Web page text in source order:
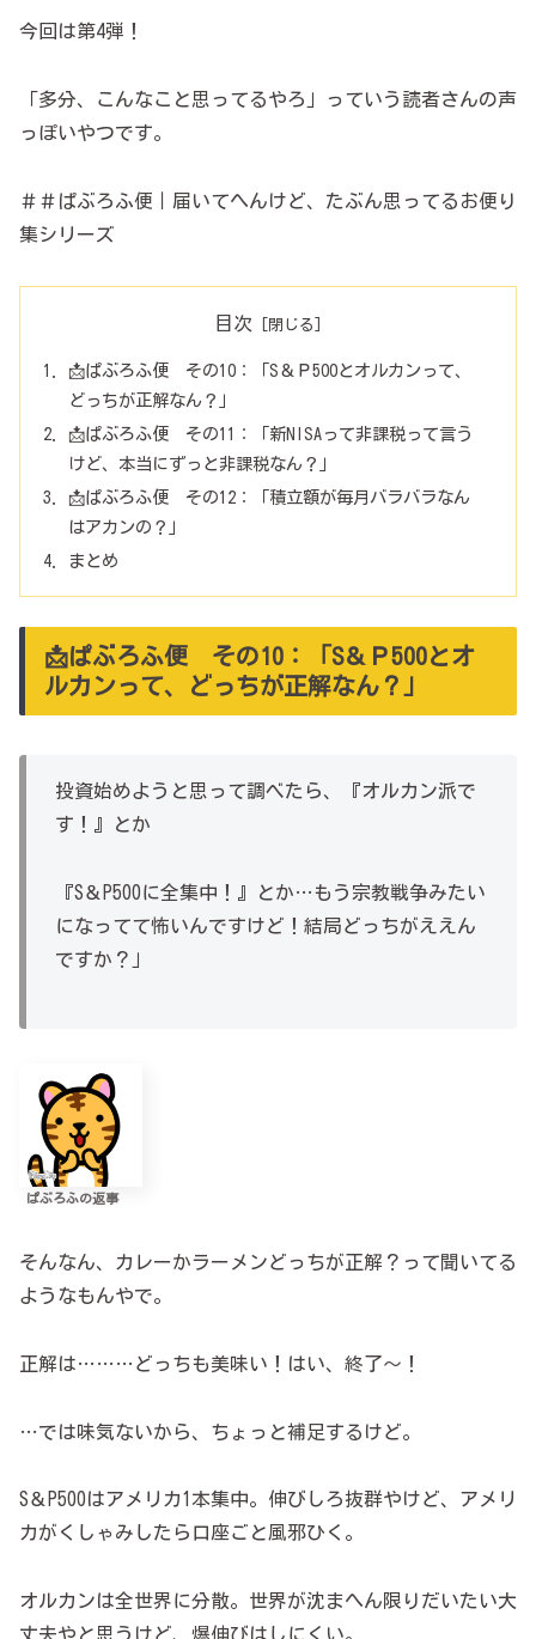
今回は第4弾！
「多分、こんなこと思ってるやろ」っていう読者さんの声
っぽいやつです。
＃＃ぱぶろふ便｜届いてへんけど、たぶん思ってるお便り
集シリーズ
目次
📩ぱぶろふ便 その10：「S＆Ｐ500とオルカンって、
どっちが正解なん？」
📩ぱぶろふ便 その11：「新NISAって非課税って言う
けど、本当にずっと非課税なん？」
📩ぱぶろふ便 その12：「積立額が毎月バラバラなん
はアカンの？」
まとめ
📩ぱぶろふ便 その10：「S＆Ｐ500とオ
ルカンって、どっちが正解なん？」
投資始めようと思って調べたら、『オルカン派で
す！』とか
『S＆P500に全集中！』とか…もう宗教戦争みたい
になってて怖いんですけど！結局どっちがええん
ですか？」
ぱぶろふの返事
そんなん、カレーかラーメンどっちが正解？って聞いてる
ようなもんやで。
正解は………どっちも美味い！はい、終了～！
…では味気ないから、ちょっと補足するけど。
S＆P500はアメリカ1本集中。伸びしろ抜群やけど、アメリ
カがくしゃみしたら口座ごと風邪ひく。
オルカンは全世界に分散。世界が沈まへん限りだいたい大
丈夫やと思うけど、爆伸びはしにくい。